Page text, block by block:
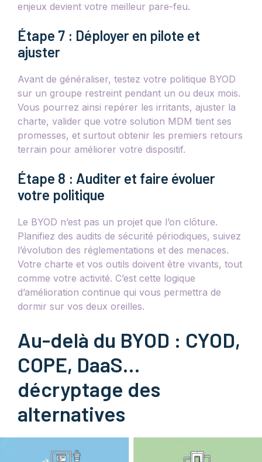
enjeux devient votre meilleur pare-feu.
Étape 7 : Déployer en pilote et
ajuster
Avant de généraliser, testez votre politique BYOD
sur un groupe restreint pendant un ou deux mois.
Vous pourrez ainsi repérer les irritants, ajuster la
charte, valider que votre solution MDM tient ses
promesses, et surtout obtenir les premiers retours
terrain pour améliorer votre dispositif.
Étape 8 : Auditer et faire évoluer
votre politique
Le BYOD n’est pas un projet que l’on clôture.
Planifiez des audits de sécurité périodiques, suivez
l’évolution des réglementations et des menaces.
Votre charte et vos outils doivent être vivants, tout
comme votre activité. C’est cette logique
d’amélioration continue qui vous permettra de
dormir sur vos deux oreilles.
Au-delà du BYOD : CYOD,
COPE, DaaS…
décryptage des
alternatives